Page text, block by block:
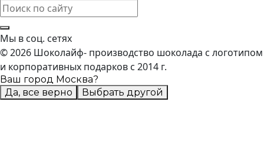
Мы в соц. сетях
© 2026 Шоколайф- производство шоколада с логотипом
и корпоративных подарков с 2014 г.